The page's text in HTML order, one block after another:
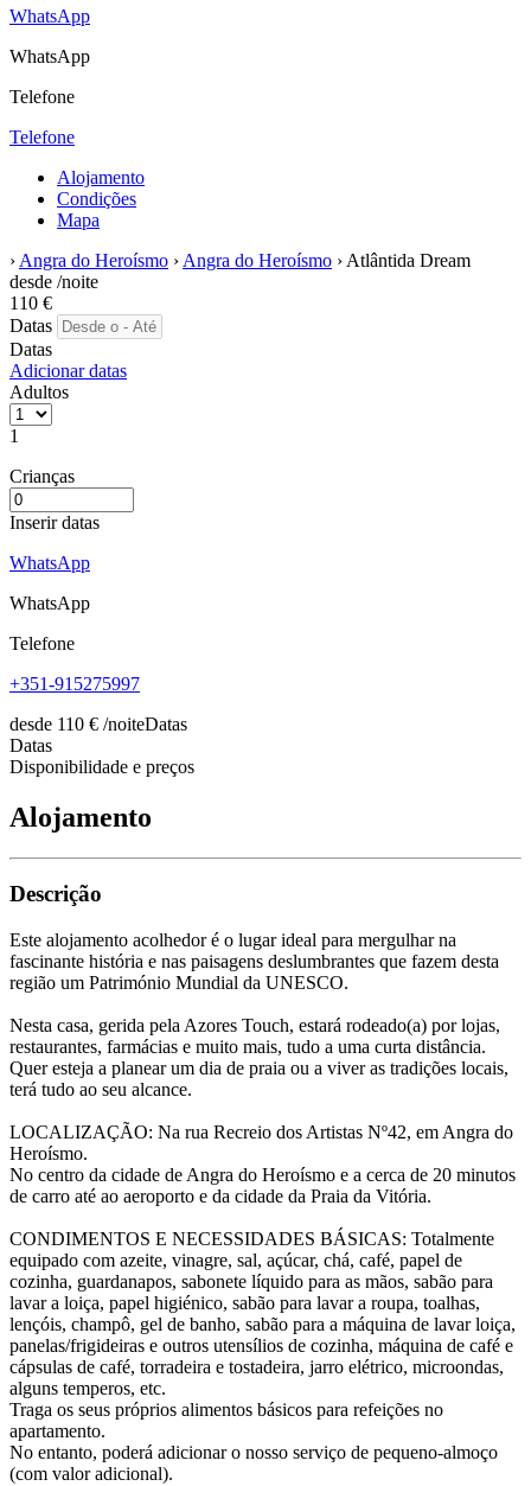
WhatsApp
WhatsApp
Telefone
Telefone
Alojamento
Condições
Mapa
› Angra do Heroísmo › Angra do Heroísmo › Atlântida Dream
desde /noite
110 €
Datas
Datas
Adicionar datas
Adultos
1
Crianças
Inserir datas
WhatsApp
WhatsApp
Telefone
+351-915275997
desde 110 € /noiteDatas
Datas
Disponibilidade e preços
Alojamento
Descrição
Este alojamento acolhedor é o lugar ideal para mergulhar na
fascinante história e nas paisagens deslumbrantes que fazem desta
região um Património Mundial da UNESCO.
Nesta casa, gerida pela Azores Touch, estará rodeado(a) por lojas,
restaurantes, farmácias e muito mais, tudo a uma curta distância.
Quer esteja a planear um dia de praia ou a viver as tradições locais,
terá tudo ao seu alcance.
LOCALIZAÇÃO: Na rua Recreio dos Artistas Nº42, em Angra do
Heroísmo.
No centro da cidade de Angra do Heroísmo e a cerca de 20 minutos
de carro até ao aeroporto e da cidade da Praia da Vitória.
CONDIMENTOS E NECESSIDADES BÁSICAS: Totalmente
equipado com azeite, vinagre, sal, açúcar, chá, café, papel de
cozinha, guardanapos, sabonete líquido para as mãos, sabão para
lavar a loiça, papel higiénico, sabão para lavar a roupa, toalhas,
lençóis, champô, gel de banho, sabão para a máquina de lavar loiça,
panelas/frigideiras e outros utensílios de cozinha, máquina de café e
cápsulas de café, torradeira e tostadeira, jarro elétrico, microondas,
alguns temperos, etc.
Traga os seus próprios alimentos básicos para refeições no
apartamento.
No entanto, poderá adicionar o nosso serviço de pequeno-almoço
(com valor adicional).